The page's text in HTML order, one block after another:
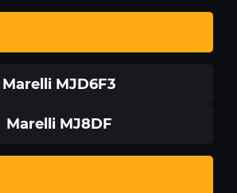
Marelli MJD6F3
Marelli MJ8DF